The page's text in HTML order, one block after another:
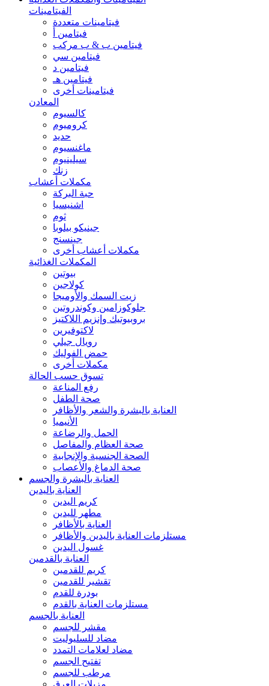
الفيتامينات
فيتامينات متعددة
فيتامين أ
فيتامين ب & ب مركب
فيتامين سي
فيتامين د
فيتامين هـ
فيتامينات أخرى
المعادن
كالسيوم
كروميوم
حديد
ماغنسيوم
سيلينيوم
زنك
مكملات أعشاب
حبة البركة
اشنيسيا
ثوم
جينيكو بيلوبا
جينسنج
مكملات أعشاب أخرى
المكملات الغذائية
بيوتين
كولاجين
زيت السمك والأوميجا
جلوكوزامين وكوندروتين
بروبيوتيك وإنزيم اللاكتيز
لاكتوفيرين
رويال جيلي
حمض الفوليك
مكملات أخرى
تسوق حسب الحالة
رفع المناعة
صحة الطفل
العناية بالبشرة والشعر والأظافر
الأنيميا
الحمل والرضاعة
صحة العظام والمفاصل
الصحة الجنسية والإنجابية
صحة الدماغ والأعصاب
العناية بالبشرة والجسم
العناية باليدين
كريم اليدين
مطهر لليدين
العناية بالأظافر
مستلزمات العناية باليدين والأظافر
غسول اليدين
العناية بالقدمين
كريم للقدمين
تقشير للقدمين
بودرة للقدم
مستلزمات العناية بالقدم
العناية بالجسم
مقشر للجسم
مضاد للسليوليت
مضاد لعلامات التمدد
تفتيح الجسم
مرطب للجسم
مزيلات العرق